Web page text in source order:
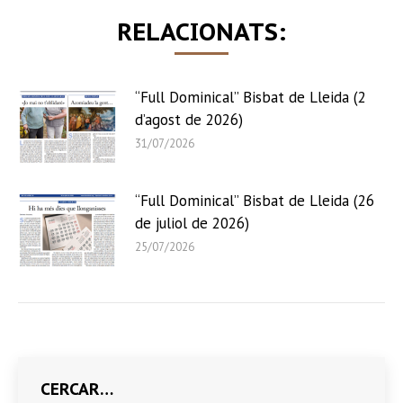
RELACIONATS:
“Full Dominical” Bisbat de Lleida (2
d’agost de 2026)
31/07/2026
“Full Dominical” Bisbat de Lleida (26
de juliol de 2026)
25/07/2026
CERCAR…